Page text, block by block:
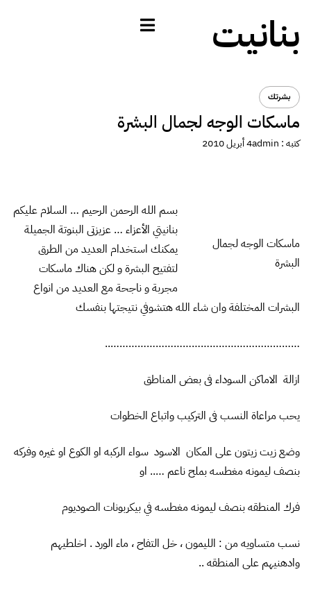
بنانيت
بشرتك
ماسكات الوجه لجمال البشرة
كتبه : admin4 أبريل 2010
ماسكات الوجه لجمال
البشرة
بسم الله الرحمن الرحيم … السلام عليكم
بنانيتي الأعزاء … عزيزتى البنوتة الجميلة
يمكنك استخدام العديد من الطرق
لتفتيح البشرة و لكن هناك ماسكات
مجربة و ناجحة مع العديد من انواع
البشرات المختلفة وان شاء الله هتشوفي نتيجتها بنفسك
………………………………………………………..
ازالة الاماكن السوداء فى بعض المناطق
يحب مراعاة النسب فى التركيب واتباع الخطوات
وضع زيت زيتون على المكان الاسود سواء الركبه او الكوع او غيره وفركه
بنصف ليمونه مغطسه بملح ناعم ….. او
فرك المنطقه بنصف ليمونه مغطسه في بيكربونات الصوديوم
نسب متساويه من : الليمون ، خل التفاح ، ماء الورد . اخلطيهم
وادهنيهم على المنطقه ..